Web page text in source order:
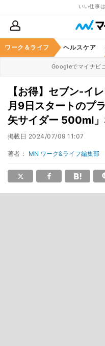
いい仕事
ワーク＆ライフ
マネー 暮らし ヘルスケア
Googleでマイナビ
【お得】セブン-イ
月9日スタートのプ
矢サイダー 500ml
掲載日 2024/07/09 11:07
著者： MN ワーク&ライフ編集部